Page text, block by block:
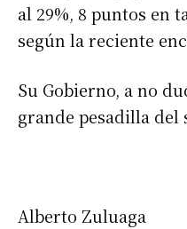
al 29%, 8 puntos en
según la reciente
Su Gobierno, a no
grande pesadilla del
Alberto Zuluaga